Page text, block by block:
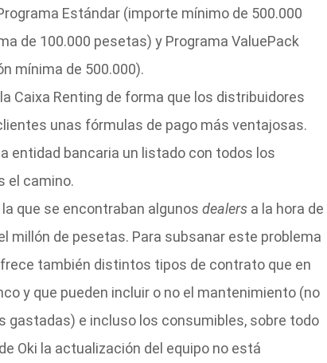
Estándar (importe mínimo de 500.000
de 100.000 pesetas) y Programa ValuePack
mínima de 500.000).
Caixa Renting de forma que los distribuidores
unas fórmulas de pago más ventajosas.
entidad bancaria un listado con todos los
el camino.
que se encontraban algunos dealersa la hora de
millón de pesetas. Para subsanar este problema
también distintos tipos de contrato que en
y que pueden incluir o no el mantenimiento (no
gastadas) e incluso los consumibles, sobre todo
Oki la actualización del equipo no está